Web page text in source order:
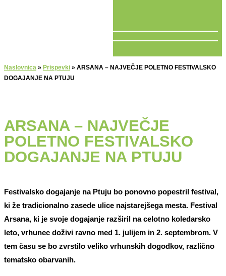
Naslovnica » Prispevki » ARSANA – NAJVEČJE POLETNO FESTIVALSKO
DOGAJANJE NA PTUJU
ARSANA – NAJVEČJE
POLETNO FESTIVALSKO
DOGAJANJE NA PTUJU
Festivalsko dogajanje na Ptuju bo ponovno popestril festival,
ki že tradicionalno zasede ulice najstarejšega mesta. Festival
Arsana, ki je svoje dogajanje razširil na celotno koledarsko
leto, vrhunec doživi ravno med 1. julijem in 2. septembrom. V
tem času se bo zvrstilo veliko vrhunskih dogodkov, različno
tematsko obarvanih.